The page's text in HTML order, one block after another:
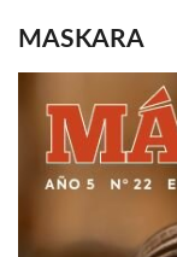
MASKARA